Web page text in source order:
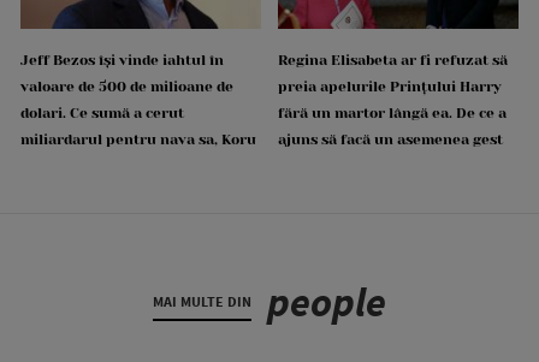
Jeff Bezos își vinde iahtul în
valoare de 500 de milioane de
dolari. Ce sumă a cerut
miliardarul pentru nava sa, Koru
Regina Elisabeta ar fi refuzat să
preia apelurile Prințului Harry
fără un martor lângă ea. De ce a
ajuns să facă un asemenea gest
MAI MULTE DIN people